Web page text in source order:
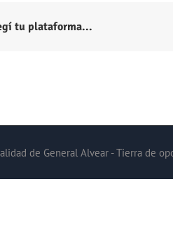
tu plataforma...
de General Alvear - Tierra de